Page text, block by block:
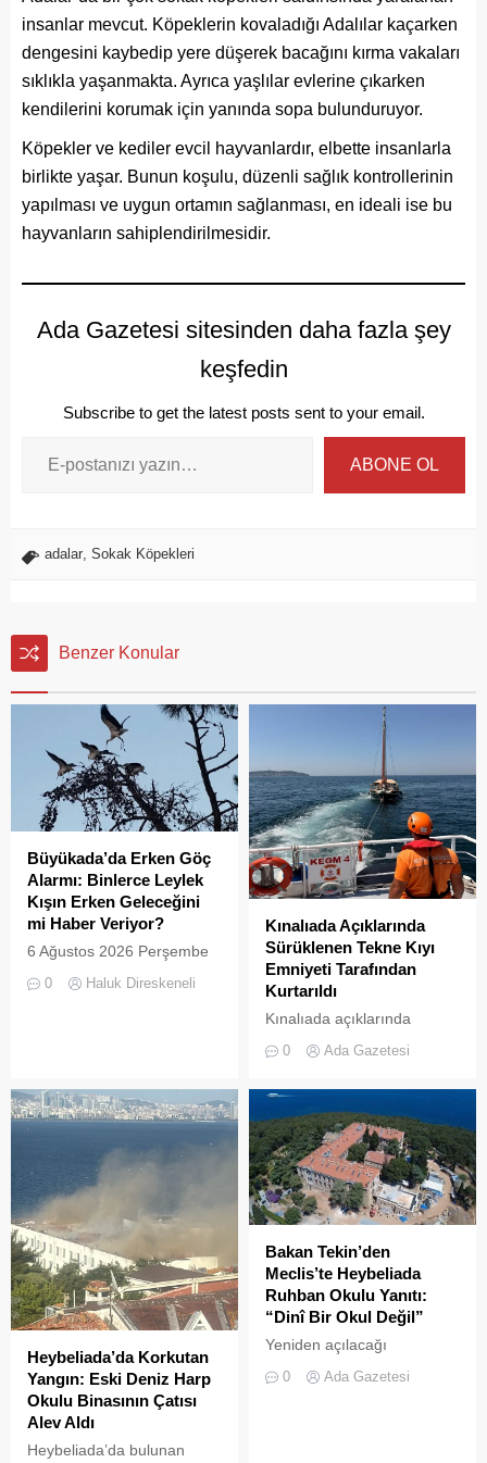
insanlar mevcut. Köpeklerin kovaladığı Adalılar kaçarken
dengesini kaybedip yere düşerek bacağını kırma vakaları
sıklıkla yaşanmakta. Ayrıca yaşlılar evlerine çıkarken
kendilerini korumak için yanında sopa bulunduruyor.
Köpekler ve kediler evcil hayvanlardır, elbette insanlarla
birlikte yaşar. Bunun koşulu, düzenli sağlık kontrollerinin
yapılması ve uygun ortamın sağlanması, en ideali ise bu
hayvanların sahiplendirilmesidir.
Ada Gazetesi sitesinden daha fazla şey
keşfedin
Subscribe to get the latest posts sent to your email.
ABONE OL
adalar Sokak Köpekleri
Benzer Konular
Büyükada’da Erken Göç
Alarmı: Binlerce Leylek
Kışın Erken Geleceğini
mi Haber Veriyor?
6 Ağustos 2026 Perşembe
günü öğle saatlerinde, saat
14:00 sularında Büyükada
0 Haluk Direskeneli
Kınalıada Açıklarında
Sürüklenen Tekne Kıyı
Emniyeti Tarafından
Kurtarıldı
Kınalıada açıklarında
denizde mahsur kalan bir
ekiplerinin zamanında
müdahalesiyle kurtarıldı.
0 Ada Gazetesi
Heybeliada’da Korkutan
Yangın: Eski Deniz Harp
Okulu Binasının Çatısı
Alev Aldı
Heybeliada’da bulunan
Bakan Tekin’den
Meclis’te Heybeliada
Ruhban Okulu Yanıtı:
“Dinî Bir Okul Değil”
Yeniden açılacağı
kamuoyunda sıkça tartışılan
0 Ada Gazetesi